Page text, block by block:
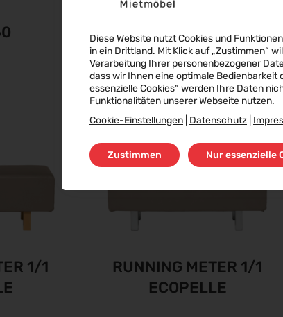
CATIFA 80 LOUNGE
1/1
RUNNING METER 1/1
ECOPELLE
Diese Website nutzt Cookies und
in ein Drittland. Mit Klick auf „Zustimmen“
Verarbeitung Ihrer personenbezogener
dass wir Ihnen eine optimale Bedienbarkeit
essenzielle Cookies“ werden Ihre Daten
Funktionalitäten unserer Webseite nutzen.
Cookie-Einstellungen Datenschutz
Zustimmen Nur essenzielle